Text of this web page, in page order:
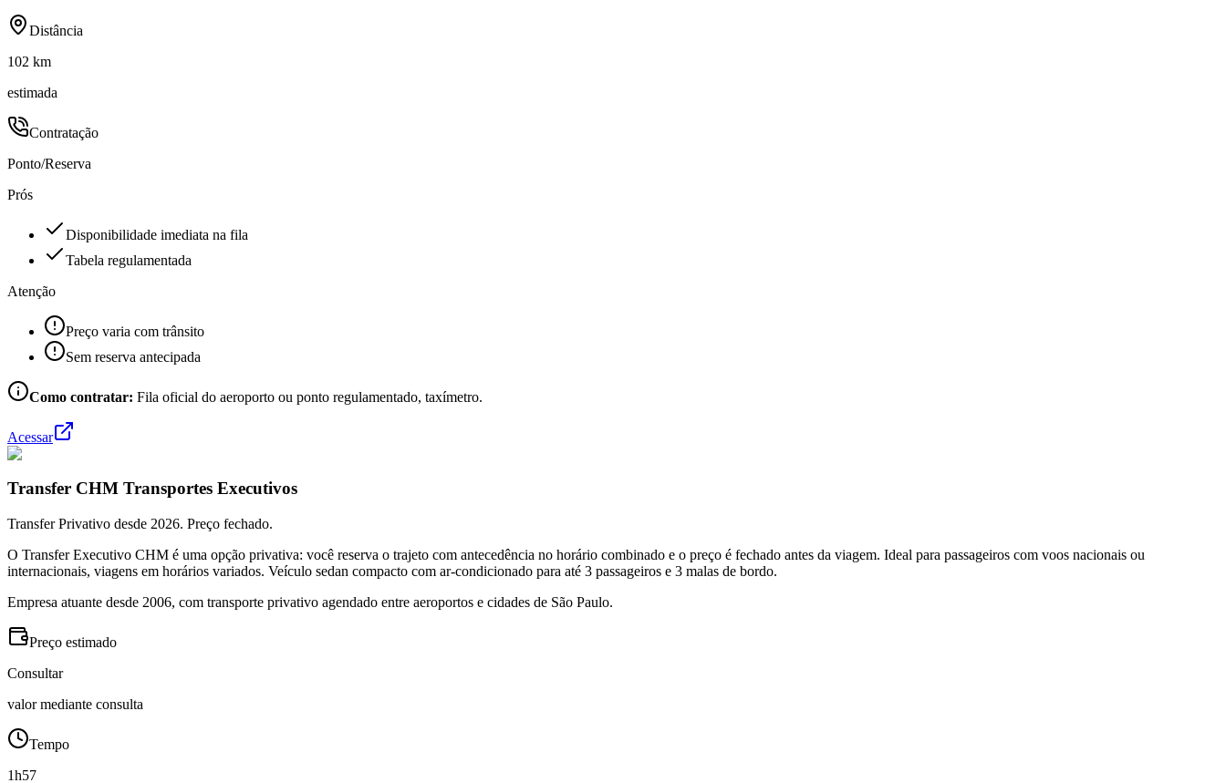
Distância
102 km
estimada
Contratação
Ponto/Reserva
Prós
Disponibilidade imediata na fila
Tabela regulamentada
Atenção
Preço varia com trânsito
Sem reserva antecipada
Como contratar: Fila oficial do aeroporto ou ponto regulamentado, taxímetro.
Acessar
Transfer CHM Transportes Executivos
Transfer Privativo desde 2026. Preço fechado.
O Transfer Executivo CHM é uma opção privativa: você reserva o trajeto com antecedência no horário combinado e o preço é fechado antes da viagem. Ideal para passageiros com voos nacionais ou
internacionais, viagens em horários variados. Veículo sedan compacto com ar-condicionado para até 3 passageiros e 3 malas de bordo.
Empresa atuante desde 2006, com transporte privativo agendado entre aeroportos e cidades de São Paulo.
Preço estimado
Consultar
valor mediante consulta
Tempo
1h57